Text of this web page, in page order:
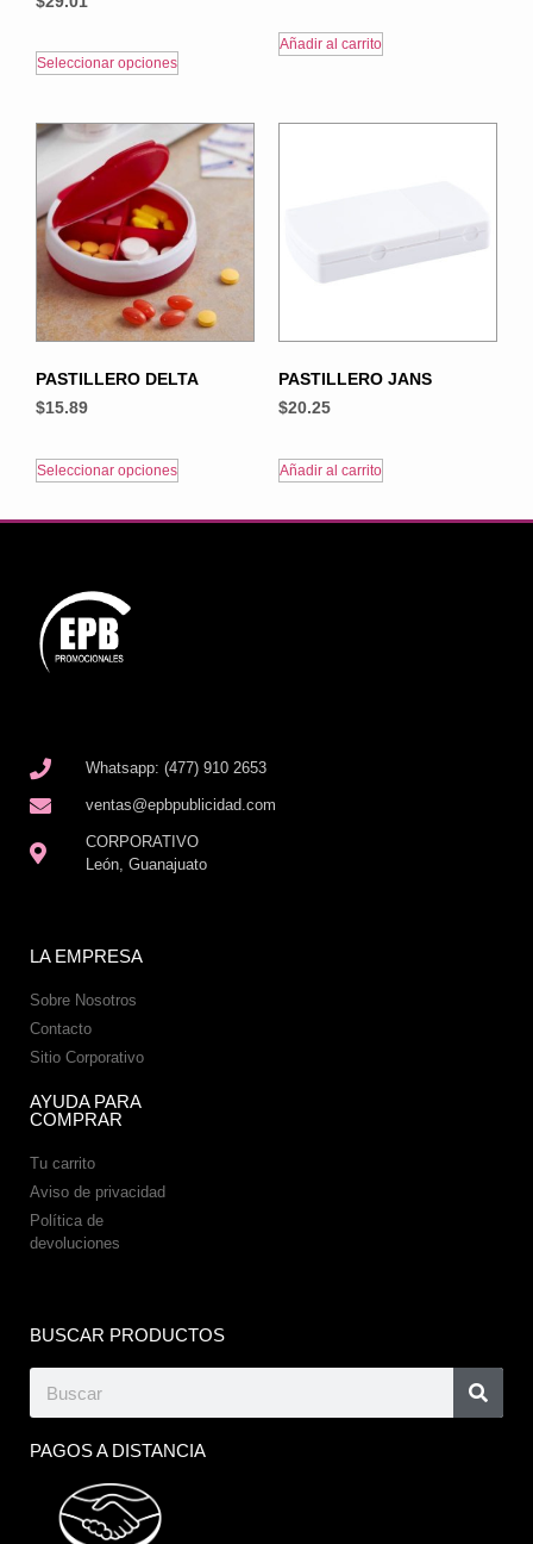
Seleccionar opciones
Añadir al carrito
PASTILLERO DELTA
$15.89
Seleccionar opciones
PASTILLERO JANS
$20.25
Añadir al carrito
Whatsapp: (477) 910 2653
ventas@epbpublicidad.com
CORPORATIVO
León, Guanajuato
LA EMPRESA
Sobre Nosotros
Contacto
Sitio Corporativo
AYUDA PARA
COMPRAR
Tu carrito
Aviso de privacidad
Política de
devoluciones
BUSCAR PRODUCTOS
PAGOS A DISTANCIA